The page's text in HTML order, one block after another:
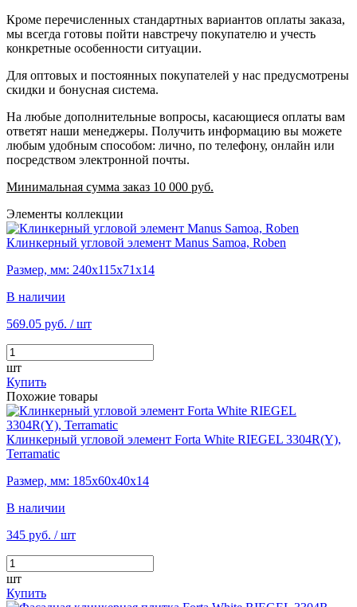
Кроме перечисленных стандартных вариантов оплаты заказа,
мы всегда готовы пойти навстречу покупателю и учесть
конкретные особенности ситуации.
Для оптовых и постоянных покупателей у нас предусмотрены
скидки и бонусная система.
На любые дополнительные вопросы, касающиеся оплаты вам
ответят наши менеджеры. Получить информацию вы можете
любым удобным способом: лично, по телефону, онлайн или
посредством электронной почты.
Минимальная сумма заказ 10 000 руб.
Элементы коллекции
Клинкерный угловой элемент Manus Samoa, Roben
Размер, мм: 240х115х71х14
В наличии
569.05 руб. / шт
шт
Купить
Похожие товары
Клинкерный угловой элемент Forta White RIEGEL 3304R(Y),
Terramatic
Размер, мм: 185х60х40х14
В наличии
345 руб. / шт
шт
Купить